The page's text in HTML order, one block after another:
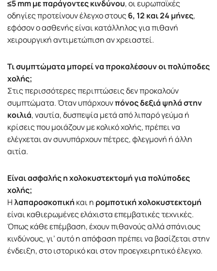
≤5 mm με παράγοντες κινδύνου, οι ευρωπαϊκές
οδηγίες προτείνουν έλεγχο στους6, 12 και 24 μήνες,
εφόσον ο ασθενής είναι κατάλληλος για πιθανή
χειρουργική αντιμετώπιση αν χρειαστεί.
Τι συμπτώματα μπορεί να προκαλέσουν οι πολύποδες
χολής;
Στις περισσότερες περιπτώσεις δεν προκαλούν
συμπτώματα. Όταν υπάρχουνπόνος δεξιά ψηλά στην
κοιλιά, ναυτία, δυσπεψία μετά από λιπαρό γεύμα ή
κρίσεις που μοιάζουν με κολικό χολής, πρέπει να
ελέγχεται αν συνυπάρχουν πέτρες, φλεγμονή ή άλλη
αιτία.
Είναι ασφαλής η χολοκυστεκτομή για πολύποδες
χολής;
Ηλαπαροσκοπική και η ρομποτική χολοκυστεκτομή
είναι καθιερωμένες ελάχιστα επεμβατικές τεχνικές.
Όπως κάθε επέμβαση, έχουν πιθανούς αλλά σπάνιους
κινδύνους, γι’ αυτό η απόφαση πρέπει να βασίζεται στην
ένδειξη, στο ιστορικό και στον προεγχειρητικό έλεγχο.